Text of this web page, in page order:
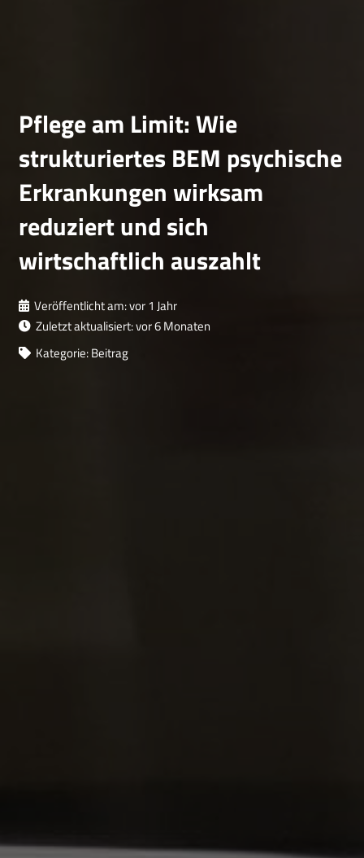
Pflege am Limit: Wie
strukturiertes BEM psychische
Erkrankungen wirksam
reduziert und sich
wirtschaftlich auszahlt
Veröffentlicht am:vor 1 Jahr
Zuletzt aktualisiert:vor 6 Monaten
Kategorie:Beitrag